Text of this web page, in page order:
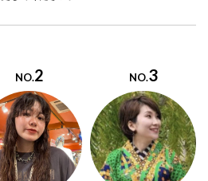
NO.2 NO.3